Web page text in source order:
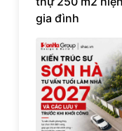
gia đình